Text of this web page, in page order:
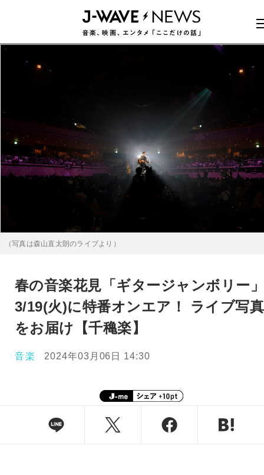
（写真は森山直太朗のライブより）
春の音楽花見「ギタージャンボリー
3/19(火)に特番オンエア！ ライブ写真
をお届け【千穐楽】
音楽 2024年03月06日 14:30